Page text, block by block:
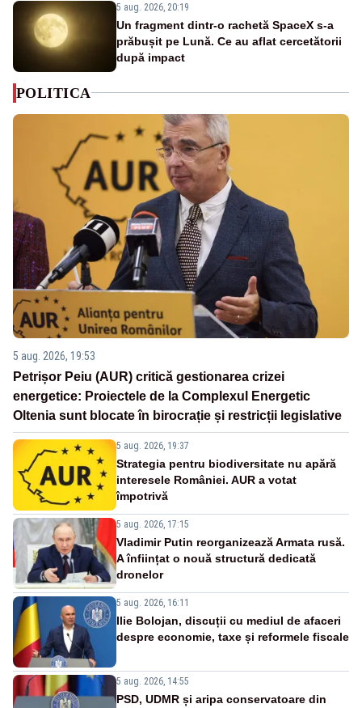
5 aug. 2026, 20:19
Un fragment dintr-o rachetă SpaceX s-a
prăbușit pe Lună. Ce au aflat cercetătorii
după impact
POLITICA
5 aug. 2026, 19:53
Petrișor Peiu (AUR) critică gestionarea crizei
energetice: Proiectele de la Complexul Energetic
Oltenia sunt blocate în birocrație și restricții legislative
5 aug. 2026, 19:37
Strategia pentru biodiversitate nu apără
interesele României. AUR a votat
împotrivă
5 aug. 2026, 17:15
Vladimir Putin reorganizează Armata rusă.
A înființat o nouă structură dedicată
dronelor
5 aug. 2026, 16:11
Ilie Bolojan, discuții cu mediul de afaceri
despre economie, taxe și reformele fiscale
5 aug. 2026, 14:55
PSD, UDMR și aripa conservatoare din